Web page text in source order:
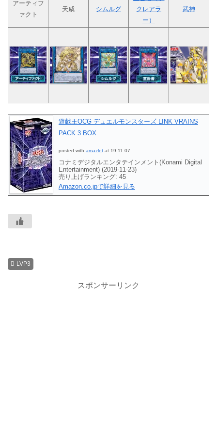
アーティフ
ァクト
天威 シムルグ
クレアラ
ー）
武神
遊戯王OCG デュエルモンスターズ LINK VRAINS
PACK 3 BOX
posted with amazlet at 19.11.07
コナミデジタルエンタテインメント(Konami Digital
Entertainment) (2019-11-23)
売り上げランキング: 45
Amazon.co.jpで詳細を見る
LVP3
スポンサーリンク